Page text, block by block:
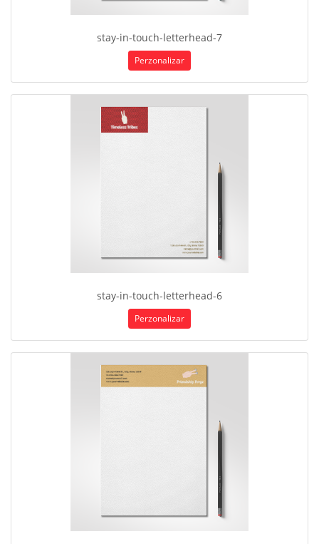
stay-in-touch-letterhead-7
Perzonalizar
stay-in-touch-letterhead-6
Perzonalizar